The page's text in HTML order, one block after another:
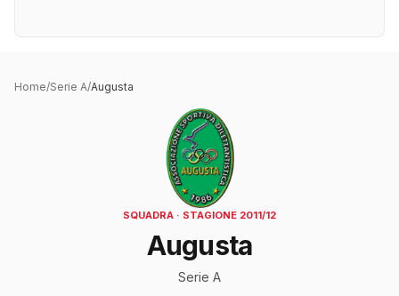
Home/Serie A/Augusta
SQUADRA · STAGIONE 2011/12
Augusta
Serie A